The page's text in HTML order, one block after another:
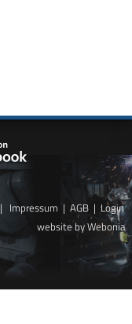
Impressum | AGB| Login
website by Webonia